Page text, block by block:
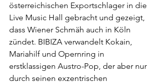
österreichischen Exportschlager in die
Live Music Hall gebracht und gezeigt,
dass Wiener Schmäh auch in Köln
zündet. BIBIZA verwandelt Kokain,
Mariahilf und Opernring in
erstklassigen Austro-Pop, der aber nur
durch seinen exzentrischen